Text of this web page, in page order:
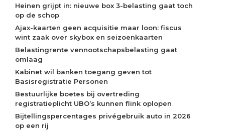
Heinen grijpt in: nieuwe box 3-belasting gaat toch
op de schop
Ajax-kaarten geen acquisitie maar loon: fiscus
wint zaak over skybox en seizoenkaarten
Belastingrente vennootschapsbelasting gaat
omlaag
Kabinet wil banken toegang geven tot
Basisregistratie Personen
Bestuurlijke boetes bij overtreding
registratieplicht UBO’s kunnen flink oplopen
Bijtellingspercentages privégebruik auto in 2026
op een rij